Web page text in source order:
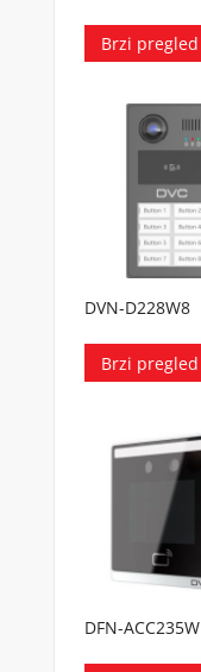
Brzi pregled
DVN-D228W8
Brzi pregled
DFN-ACC235W